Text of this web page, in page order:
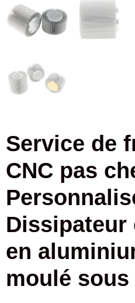
Service de
CNC pas
Dissipateur
en
moulé